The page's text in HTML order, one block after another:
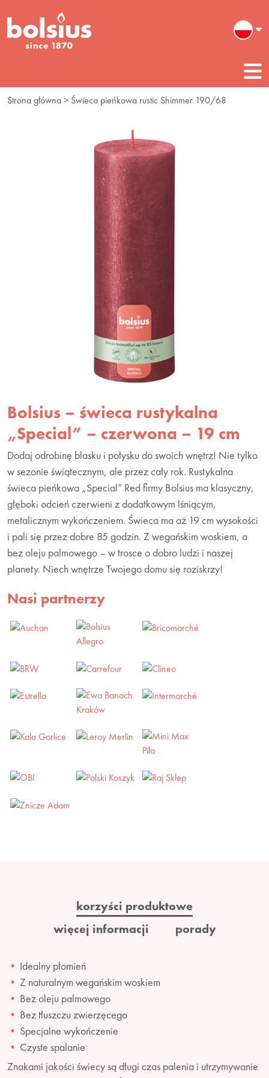
Strona główna> Świeca pieńkowa rustic Shimmer 190/68
Bolsius – świeca rustykalna
„Special” – czerwona – 19 cm
Dodaj odrobinę blasku i połysku do swoich wnętrz! Nie tylko
w sezonie świątecznym, ale przez cały rok. Rustykalna
świeca pieńkowa „Special” Red firmy Bolsius ma klasyczny,
głęboki odcień czerwieni z dodatkowym lśniącym,
metalicznym wykończeniem. Świeca ma aż 19 cm wysokości
i pali się przez dobre 85 godzin. Z wegańskim woskiem, a
bez oleju palmowego – w trosce o dobro ludzi i naszej
planety. Niech wnętrze Twojego domu się roziskrzy!
Nasi partnerzy
korzyści produktowe
więcej informacji
porady
Idealny płomień
Z naturalnym wegańskim woskiem
Bez oleju palmowego
Bez tłuszczu zwierzęcego
Specjalne wykończenie
Czyste spalanie
Znakami jakości świecy są długi czas palenia i utrzymywanie